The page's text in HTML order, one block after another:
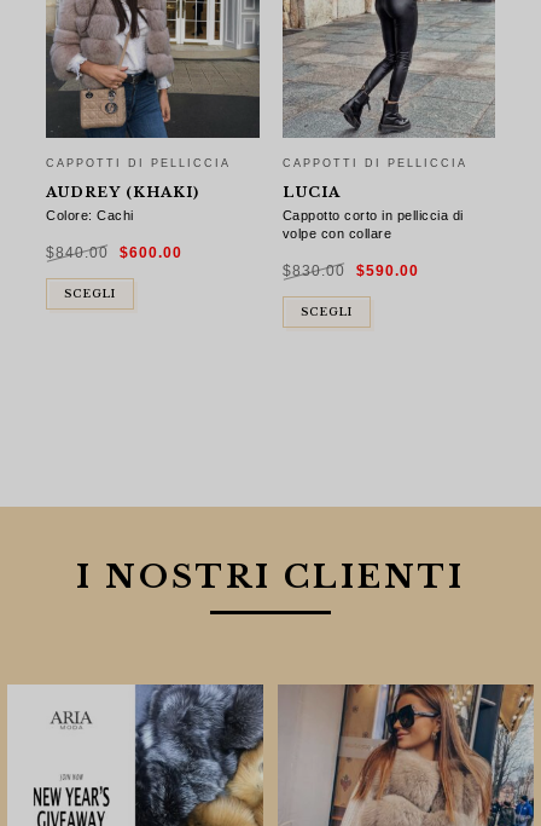
CAPPOTTI DI PELLICCIA
AUDREY (KHAKI)
Colore: Cachi
$840.00
Il
prezzo
era:
$600.00
SCEGLI
CAPPOTTI DI PELLICCIA
LUCIA
Cappotto corto in pelliccia di
volpe con collare
$830.00
Il
prezzo
era:
$590.00prezzo
SCEGLI
I NOSTRI CLIENTI